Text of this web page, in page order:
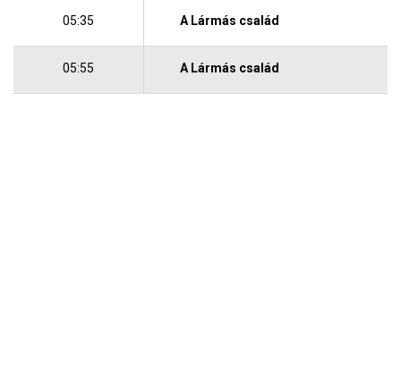
05:35 A Lármás család
05:55 A Lármás család